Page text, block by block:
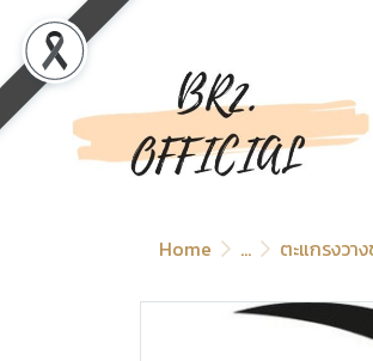
Home ... ตะแกรงวา